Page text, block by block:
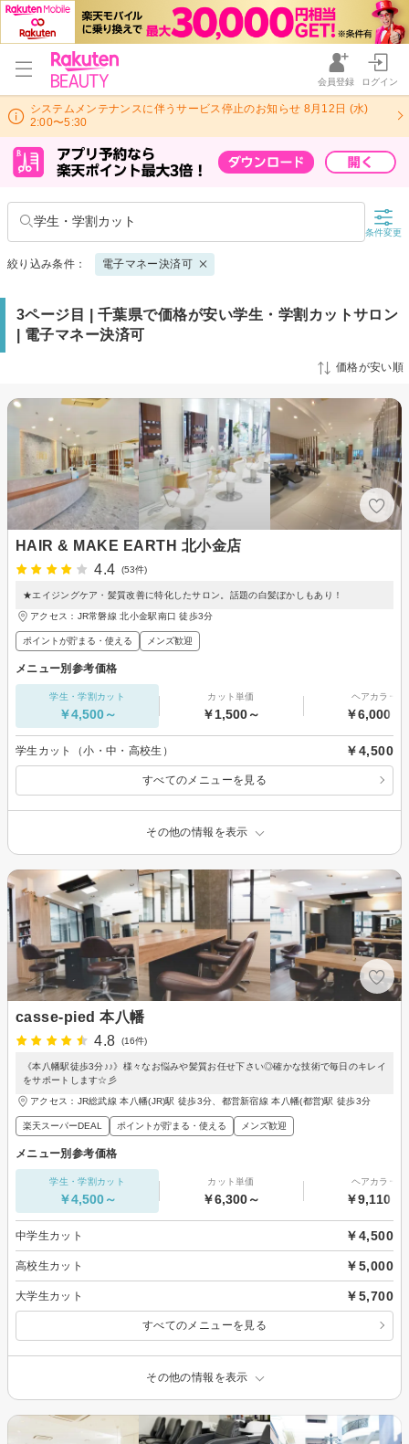
会員登録 ログイン
システムメンテナンスに伴うサービス停止のお知らせ 8月12日 (水)
2:00〜5:30
学生・学割カット
条件変更
絞り込み条件： 電子マネー決済可
3ページ目 | 千葉県で価格が安い学生・学割カットサロン
| 電子マネー決済可
価格が安い順
HAIR & MAKE EARTH 北小金店
4.4
(53件)
★エイジングケア・髪質改善に特化したサロン。話題の白髪ぼかしもあり！
アクセス：JR常磐線 北小金駅南口 徒歩3分
ポイントが貯まる・使える メンズ歓迎
メニュー別参考価格
学生・学割カット
￥4,500～
カット単価
￥1,500～
ヘアカラー
￥6,000～
学生カット（小・中・高校生） ￥4,500
すべてのメニューを見る
その他の情報を表示
casse-pied 本八幡
4.8
(16件)
《本八幡駅徒歩3分♪♪》様々なお悩みや髪質お任せ下さい◎確かな技術で毎日のキレイ
をサポートします☆彡
アクセス：JR総武線 本八幡(JR)駅 徒歩3分、都営新宿線 本八幡(都営)駅 徒歩3分
楽天スーパーDEAL ポイントが貯まる・使える メンズ歓迎
メニュー別参考価格
学生・学割カット
￥4,500～
カット単価
￥6,300～
ヘアカラー
￥9,110～
中学生カット ￥4,500
高校生カット ￥5,000
大学生カット ￥5,700
すべてのメニューを見る
その他の情報を表示